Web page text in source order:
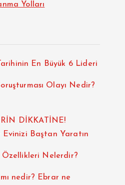
Yolları
En Büyük 6 Lideri
Olayı Nedir?
DİKKATİNE!
Evinizi Baştan Yaratın
Özellikleri Nelerdir?
nedir? Ebrar ne